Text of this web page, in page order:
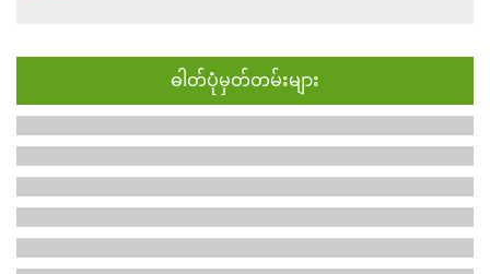
ဓါတ်ပုံမှတ်တမ်းများ